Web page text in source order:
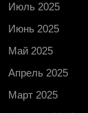
Июль 2025
Июнь 2025
Май 2025
Апрель 2025
Март 2025